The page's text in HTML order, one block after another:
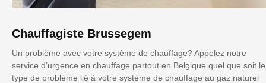
Chauffagiste Brussegem
Un problème avec votre système de chauffage? Appelez notre
service d’urgence en chauffage partout en Belgique quel que soit le
type de problème lié à votre système de chauffage au gaz naturel